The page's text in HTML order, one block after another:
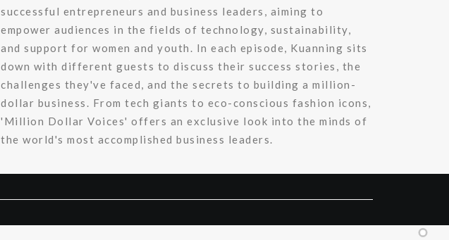
successful entrepreneurs and business leaders, aiming to
empower audiences in the fields of technology, sustainability,
and support for women and youth. In each episode, Kuanning sits
down with different guests to discuss their success stories, the
challenges they've faced, and the secrets to building a million-
dollar business. From tech giants to eco-conscious fashion icons,
'Million Dollar Voices' offers an exclusive look into the minds of
the world's most accomplished business leaders.